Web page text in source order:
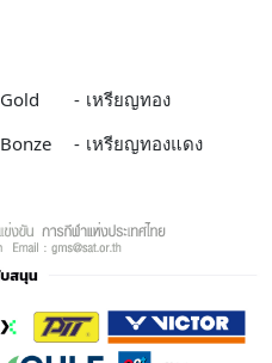
Gold - เหรียญทอง
Bonze - เหรียญทองแดง